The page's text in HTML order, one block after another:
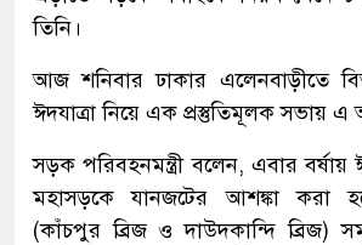
তিনি।
আজ শনিবার ঢাকার এলেনবাড়ীতে
ঈদযাত্রা নিয়ে এক প্রস্তুতিমূলক সভায় এ
সড়ক পরিবহনমন্ত্রী বলেন, এবার
মহাসড়কে যানজটের আশঙ্কা করা
(কাঁচপুর ব্রিজ ও দাউদকান্দি ব্রিজ)